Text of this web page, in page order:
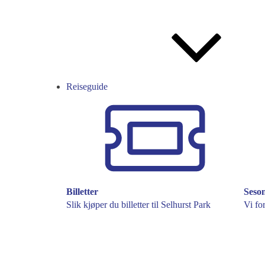
Reiseguide
Billetter
Slik kjøper du billetter til Selhurst Park Vi